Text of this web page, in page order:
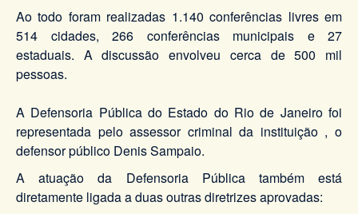
Ao todo foram realizadas 1.140 conferências livres em
514 cidades, 266 conferências municipais e 27
estaduais. A discussão envolveu cerca de 500 mil
pessoas.
A Defensoria Pública do Estado do Rio de Janeiro foi
representada pelo assessor criminal da instituição , o
defensor público Denis Sampaio.
A atuação da Defensoria Pública também está
diretamente ligada a duas outras diretrizes aprovadas: